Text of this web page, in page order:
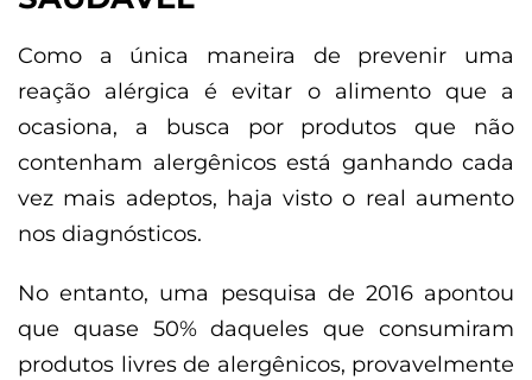
Como a única maneira de prevenir uma
reação alérgica é evitar o alimento que a
ocasiona, a busca por produtos que não
contenham alergênicos está ganhando cada
vez mais adeptos, haja visto o real aumento
nos diagnósticos.
No entanto, uma pesquisa de 2016 apontou
que quase 50% daqueles que consumiram
produtos livres de alergênicos, provavelmente